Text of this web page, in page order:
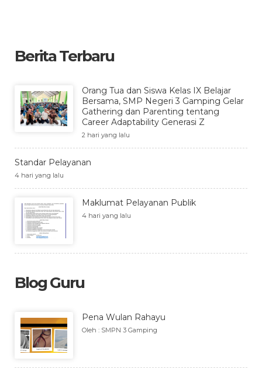
Berita Terbaru
Orang Tua dan Siswa Kelas IX Belajar
Bersama, SMP Negeri 3 Gamping Gelar
Gathering dan Parenting tentang
Career Adaptability Generasi Z
2 hari yang lalu
Standar Pelayanan
4 hari yang lalu
Maklumat Pelayanan Publik
4 hari yang lalu
Blog Guru
Pena Wulan Rahayu
Oleh : SMPN 3 Gamping